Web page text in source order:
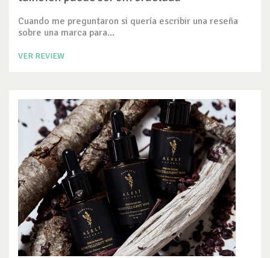
Cuando me preguntaron si quería escribir una reseña
sobre una marca para...
VER REVIEW